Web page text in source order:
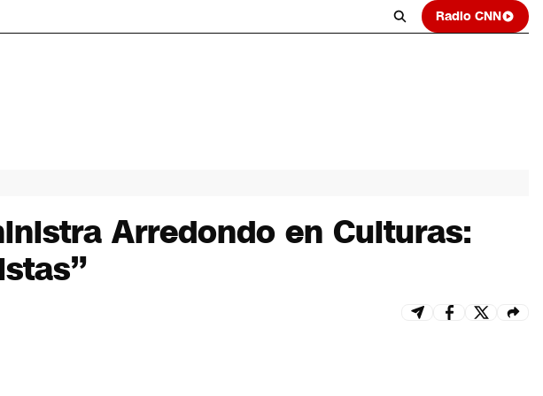
Radio CNN
Arredondo en Culturas: